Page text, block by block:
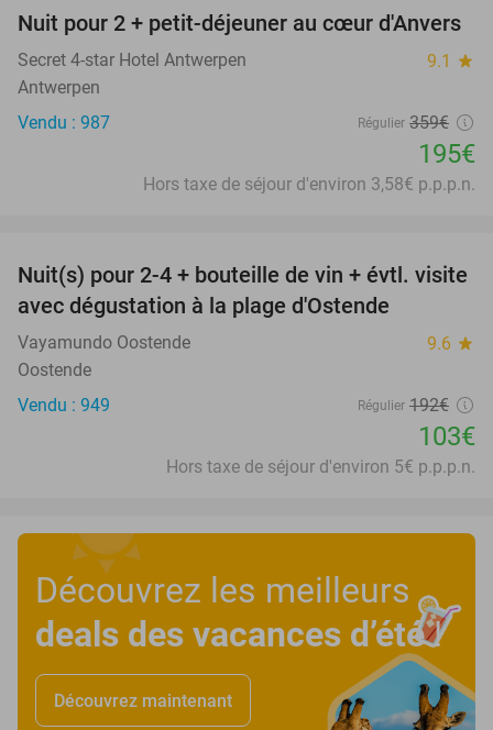
46%
Nuit pour 2 + petit-déjeuner au cœur d'Anvers
Secret 4-star Hotel Antwerpen 9.1 star
Antwerpen
Vendu : 987
Régulier 359€
195€
Hors taxe de séjour d'environ 3,58€ p.p.p.n.
46%
Nuit(s) pour 2-4 + bouteille de vin + évtl. visite
avec dégustation à la plage d'Ostende
Vayamundo Oostende 9.6 star
Oostende
Vendu : 949
Régulier 192€
103€
Hors taxe de séjour d'environ 5€ p.p.p.n.
Découvrez les meilleurs
deals des vacances d’été!
Découvrez maintenant